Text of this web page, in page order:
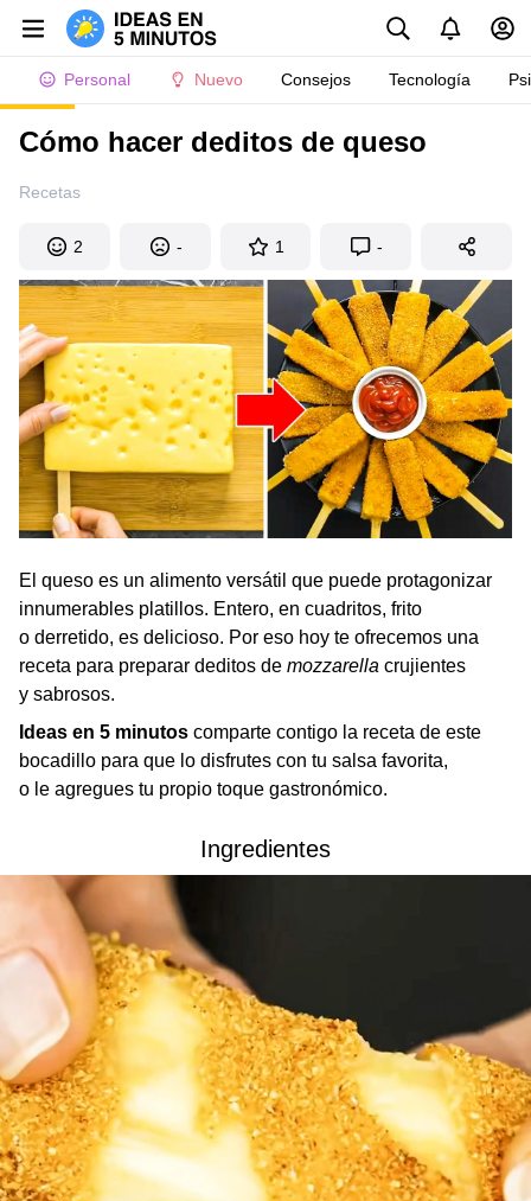
Personal Nuevo Consejos Tecnología
Cómo hacer deditos de queso
Recetas
2 - 1 -
El queso es un alimento versátil que puede protagonizar
innumerables platillos. Entero, en cuadritos, frito
o derretido, es delicioso. Por eso hoy te ofrecemos una
receta para preparar deditos de mozzarella crujientes
y sabrosos.
Ideas en 5 minutos comparte contigo la receta de este
bocadillo para que lo disfrutes con tu salsa favorita,
o le agregues tu propio toque gastronómico.
Ingredientes